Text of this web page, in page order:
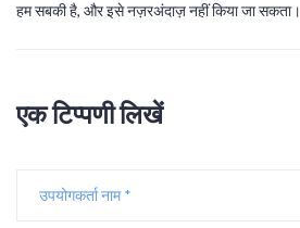
हम सबकी है, और इसे नज़रअंदाज़ नहीं किया जा सकता।
एक टिप्पणी लिखें